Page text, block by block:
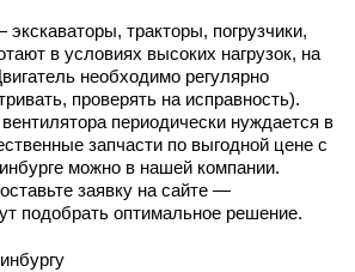
тракторы, погрузчики,
в условиях высоких нагрузок, на
необходимо регулярно
проверять на исправность).
периодически нуждается в
запчасти по выгодной цене с
можно в нашей компании.
заявку на сайте —
подобрать оптимальное решение.